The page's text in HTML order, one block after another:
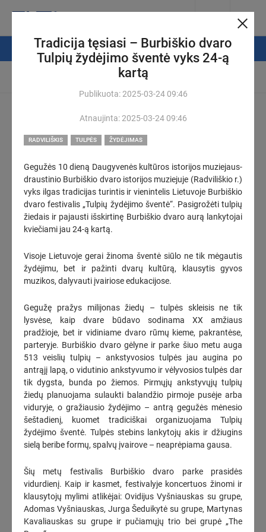
NAUJIENŲ FILTRAS
Automatinis atsinaujinimas
Lietuvos abiturientai
(3)
2026-08-0618:46
svarbus žingsnis, bet ne galutinis sprendimas Lietuvos pieno
sektoriaus ateičiai
KOREGUOTAS
2026-08-06 16:00
„Energesman“: VAATC atsisakė paleisti įdiegtą eilių valdymo
2026-08-06 15:55
Seimo Pirmininko Juozo Oleko kalba išlydint profesorę
KOREGUOTAS
2026-08-06 15:52
Premjeras: Kazimiros Danutės Prunskienės lyderystės pamokos
bei darbai išlieka svarbūs ir šiandien
(4)
2026-08-06 15:42
Kai patarėju tampa algoritmas: kur baigiasi pagalba ir
prasideda reklama?
(1)
2026-08-06 15:28
Ernesto Galvanausko bulvare – naujas darbų etapas
2026-08-06
14:51
Daugiau kaip 3 tūkstančiai vairuotojų jau žino, kaip degalams
išleisti ketvirtadaliu mažiau
2026-08-0613:58
Tradicija tęsiasi – Burbiškio dvaro
Tulpių žydėjimo šventė vyks 24-ą
kartą
Publikuota:2025-03-24 09:46
Atnaujinta:2025-03-24 09:46
RADVILIŠKIS TULPĖS ŽYDĖJIMAS
Gegužės 10 dieną Daugyvenės kultūros istorijos muziejaus-
draustinio Burbiškio dvaro istorijos muziejuje (Radviliškio r.)
vyks ilgas tradicijas turintis ir vienintelis Lietuvoje Burbiškio
dvaro festivalis „Tulpių žydėjimo šventė“. Pasigrožėti tulpių
žiedais ir pajausti išskirtinę Burbiškio dvaro aurą lankytojai
kviečiami jau 24-ą kartą.
Visoje Lietuvoje gerai žinoma šventė siūlo ne tik mėgautis
žydėjimu, bet ir pažinti dvarų kultūrą, klausytis gyvos
muzikos, dalyvauti įvairiose edukacijose.
Gegužę pražys milijonas žiedų – tulpės skleisis ne tik
lysvėse, kaip dvare būdavo sodinama XX amžiaus
pradžioje, bet ir vidiniame dvaro rūmų kieme, pakrantėse,
parteryje. Burbiškio dvaro gėlyne ir parke šiuo metu auga
513 veislių tulpių – ankstyvosios tulpės jau augina po
antrąjį lapą, o vidutinio ankstyvumo ir vėlyvosios tulpės dar
tik dygsta, bunda po žiemos. Pirmųjų ankstyvųjų tulpių
žiedų planuojama sulaukti balandžio pirmoje pusėje arba
viduryje, o gražiausio žydėjimo – antrą gegužės mėnesio
šeštadienį, kuomet tradiciškai organizuojama Tulpių
žydėjimo šventė. Tulpės stebins lankytojų akis ir džiugins
sielą beribe formų, spalvų įvairove – neaprėpiama gausa.
Šių metų festivalis Burbiškio dvaro parke prasidės
vidurdienį. Kaip ir kasmet, festivalyje koncertuos žinomi ir
klausytojų mylimi atlikėjai: Ovidijus Vyšniauskas su grupe,
Adomas Vyšniauskas, Jurga Šeduikytė su grupe, Martynas
Kavaliauskas su grupe ir pučiamųjų trio bei grupė „The